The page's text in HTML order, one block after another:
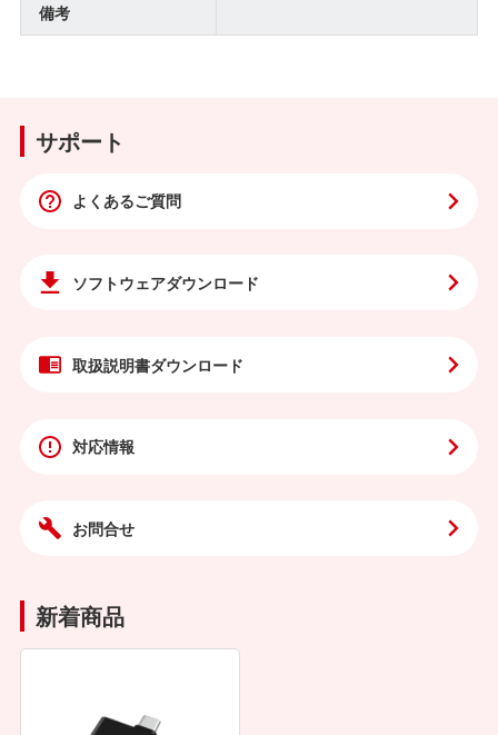
備考
サポート
よくあるご質問
ソフトウェアダウンロード
取扱説明書ダウンロード
対応情報
お問合せ
新着商品